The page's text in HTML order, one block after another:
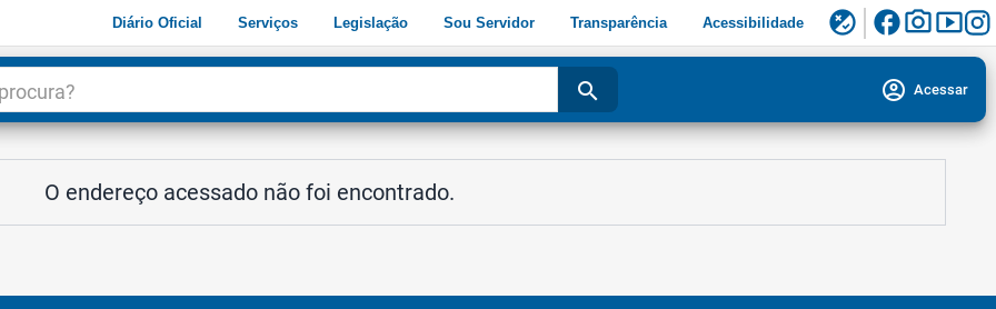
Diário Oficial Serviços Legislação Sou Servidor Transparência Acessibilidade flaky facebookphoto_camerasmart_display
search account_circle Acessar
O endereço acessado não foi encontrado.